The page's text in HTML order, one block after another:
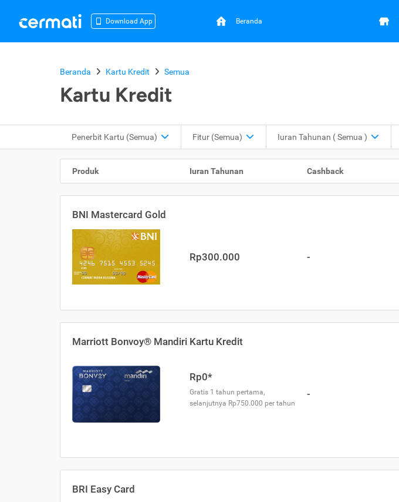
Download App Beranda
Beranda Kartu Kredit Semua
Kartu Kredit
Penerbit Kartu (Semua) Fitur (Semua) Iuran Tahunan ( Semua )
Produk Iuran Tahunan Cashback
BNI Mastercard Gold
Rp300.000 -
Marriott Bonvoy® Mandiri Kartu Kredit
Rp0*
Gratis 1 tahun pertama,
selanjutnya Rp750.000 per tahun
-
BRI Easy Card